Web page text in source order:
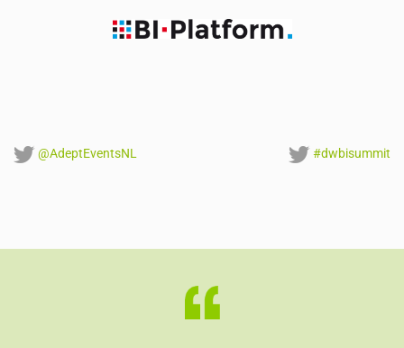
@AdeptEventsNL #dwbisummit